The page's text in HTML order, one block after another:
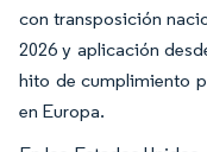
con transposición
2026 y aplicación
hito de cumplimiento
en Europa.